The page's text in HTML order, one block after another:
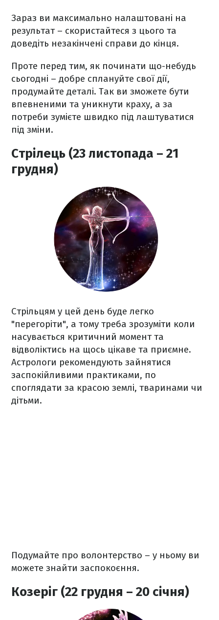
Зараз ви максимально налаштовані на
результат – скористайтеся з цього та
доведіть незакінчені справи до кінця.
Проте перед тим, як починати що-небудь
сьогодні – добре сплануйте свої дії,
продумайте деталі. Так ви зможете бути
впевненими та уникнути краху, а за
потреби зумієте швидко під лаштуватися
під зміни.
Стрілець (23 листопада – 21
грудня)
Стрільцям у цей день буде легко
"перегоріти", а тому треба зрозуміти коли
насувається критичний момент та
відволіктись на щось цікаве та приємне.
Астрологи рекомендують зайнятися
заспокійливими практиками, по
споглядати за красою землі, тваринами чи
дітьми.
Подумайте про волонтерство – у ньому ви
можете знайти заспокоєння.
Козеріг (22 грудня – 20 січня)